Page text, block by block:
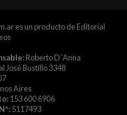
es un producto de Editorial
Roberto D´Anna
José Bustillo 3348
Aires
153 600 6906
5117493